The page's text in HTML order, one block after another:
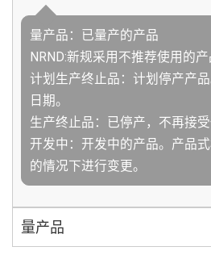
量产品：已量产的产品
NRND:新规采用不推荐使用的产
计划生产终止品：计划停产产
日期。
生产终止品：已停产，不再接受
开发中：开发中的产品。产品
的情况下进行变更。
量产品